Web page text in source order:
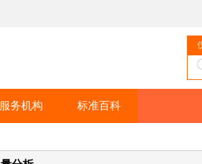
服务机构 标准百科